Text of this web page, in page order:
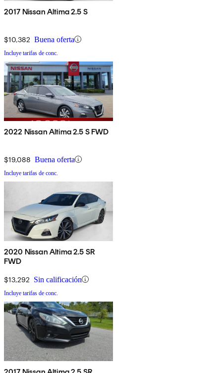
2017 Nissan Altima 2.5 S
$10,382 Buena oferta
Incluye tarifas de conc.
2022 Nissan Altima 2.5 S FWD
$19,088 Buena oferta
Incluye tarifas de conc.
2020 Nissan Altima 2.5 SR
FWD
$13,292 Sin calificación
Incluye tarifas de conc.